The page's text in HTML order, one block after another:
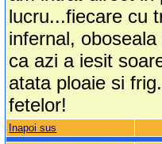
lucru...fiecare cu
infernal,
ca azi a iesit
atata ploaie si
fetelor!
Inapoi sus